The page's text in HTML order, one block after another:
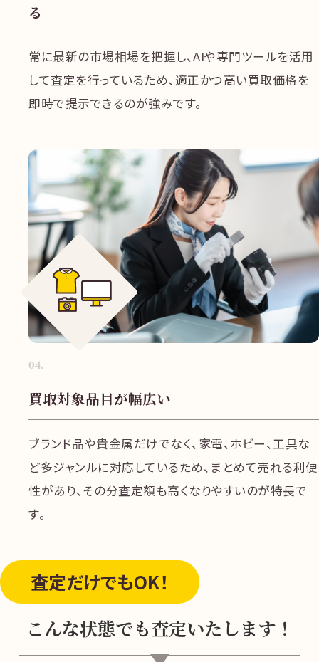
る
常に最新の市場相場を把握し、AIや専門ツールを活用
して査定を行っているため、適正かつ高い買取価格を
即時で提示できるのが強みです。
04.
買取対象品目が幅広い
ブランド品や貴金属だけでなく、家電、ホビー、工具な
ど多ジャンルに対応しているため、まとめて売れる利便
性があり、その分査定額も高くなりやすいのが特長で
す。
査定だけでもOK！
こんな状態でも査定いたします！